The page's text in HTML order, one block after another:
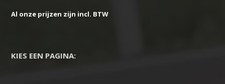
Al onze prijzen zijn incl. BTW
KIES EEN PAGINA: